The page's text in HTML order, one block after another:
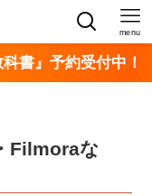
menu
書』予約受付中！
Filmoraな